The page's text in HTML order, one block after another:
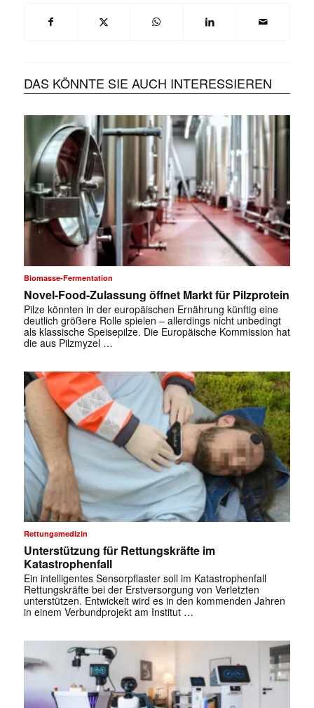
DAS KÖNNTE SIE AUCH INTERESSIEREN
Biomasse-Fermentation
Novel-Food-Zulassung öffnet Markt für Pilzprotein
Pilze könnten in der europäischen Ernährung künftig eine
deutlich größere Rolle spielen – allerdings nicht unbedingt
als klassische Speisepilze. Die Europäische Kommission hat
die aus Pilzmyzel …
Rettungsmedizin
Unterstützung für Rettungskräfte im
Katastrophenfall
Ein intelligentes Sensorpflaster soll im Katastrophenfall
Rettungskräfte bei der Erstversorgung von Verletzten
unterstützen. Entwickelt wird es in den kommenden Jahren
in einem Verbundprojekt am Institut …